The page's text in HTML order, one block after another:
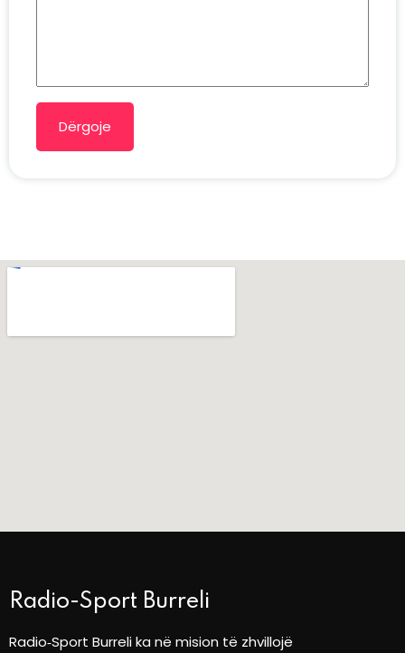
Dërgoje
Radio-Sport Burreli
Radio‑Sport Burreli ka në mision të zhvillojë